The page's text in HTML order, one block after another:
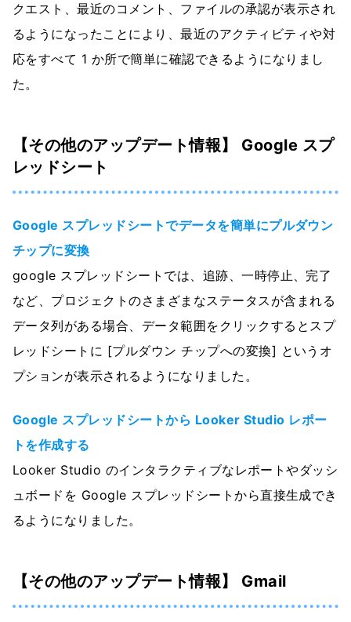
クエスト、最近のコメント、ファイルの承認が表示され
るようになったことにより、最近のアクティビティや対
応をすべて 1 か所で簡単に確認できるようになりまし
た。
【その他のアップデート情報】 Google スプ
レッドシート
Google スプレッドシートでデータを簡単にプルダウン
チップに変換
google スプレッドシートでは、追跡、一時停止、完了
など、プロジェクトのさまざまなステータスが含まれる
データ列がある場合、データ範囲をクリックするとスプ
レッドシートに [プルダウン チップへの変換] というオ
プションが表示されるようになりました。
Google スプレッドシートから Looker Studio レポー
トを作成する
Looker Studio のインタラクティブなレポートやダッシ
ュボードを Google スプレッドシートから直接生成でき
るようになりました。
【その他のアップデート情報】 Gmail